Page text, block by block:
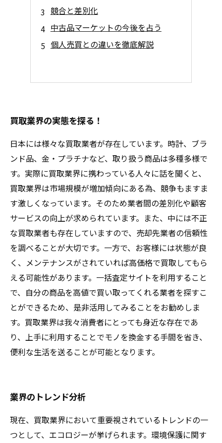
競合と差別化
中古品マーケットの今後を占う
個人売買との違いを徹底解説
買取業界の実態を探る！
日本には様々な買取業者が存在しています。時計、ブラ
ンド品、金・プラチナなど、取り扱う商品は多種多様で
す。実際に買取業界に携わっている人々に話を聞くと、
買取業界は市場規模が増加傾向にある為、競争もますま
す激しくなっています。そのため業者間の差別化や顧客
サービスの向上が求められています。また、中には不正
な買取業者も存在していますので、売却先業者の信頼性
を調べることが大切です。一方で、お客様には状態が良
く、メンテナンスがされていれば高価格で買取してもら
える可能性があります。一括査定サイトを利用すること
で、自分の商品を高値で買い取ってくれる業者を探すこ
とができるため、是非活用してみることをお勧めしま
す。買取業界は我々消費者にとっても身近な存在であ
り、上手に利用することでモノを換金する手間を省き、
便利な生活を送ることが可能となります。
業界のトレンド分析
現在、買取業界において重要視されているトレンドの一
つとして、エコロジーが挙げられます。環境保護に関す